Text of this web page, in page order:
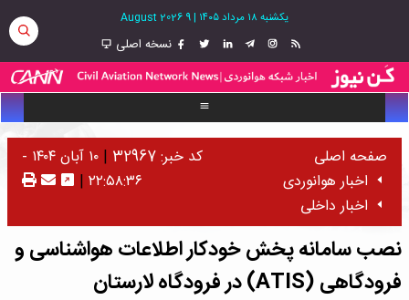
یکشنبه ۱۸ مرداد ۱۴۰۵ |
9 August 2026
نسخه اصلی
صفحه اصلی
اخبار هوانوردی
اخبار داخلی
کد خبر: 32967 |
۱۰ آبان ۱۴۰۴ -
۲۲:۵۸:۳۶ |
نصب سامانه پخش خودکار اطلاعات هواشناسی و
فرودگاهی (ATIS) در فرودگاه لارستان